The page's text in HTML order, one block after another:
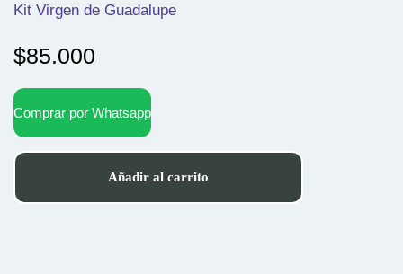
Kit Virgen de Guadalupe
$85.000
Comprar por Whatsapp
Añadir al carrito